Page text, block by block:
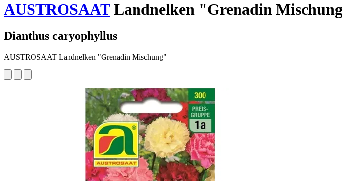
AUSTROSAATLandnelken "Grenadin
Dianthus caryophyllus
AUSTROSAAT Landnelken "Grenadin Mischung"